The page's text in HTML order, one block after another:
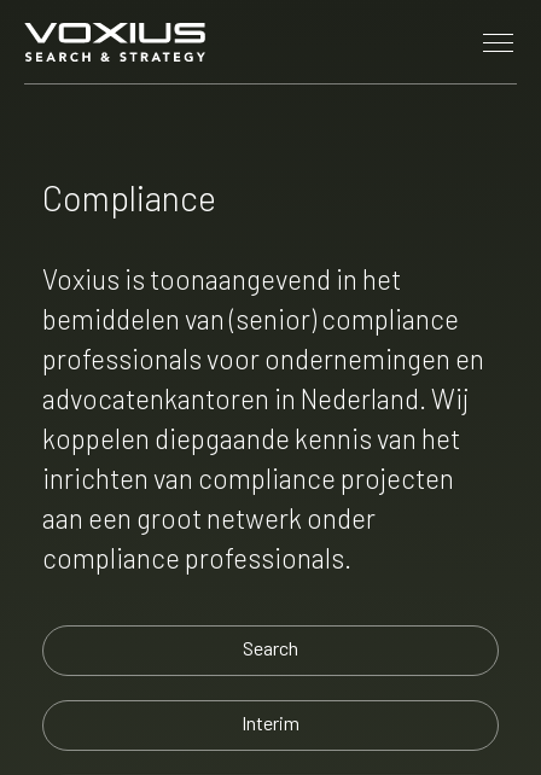
Compliance
Voxius is toonaangevend in het
bemiddelen van (senior) compliance
professionals voor ondernemingen en
advocatenkantoren in Nederland. Wij
koppelen diepgaande kennis van het
inrichten van compliance projecten
aan een groot netwerk onder
compliance professionals.
Search
Interim